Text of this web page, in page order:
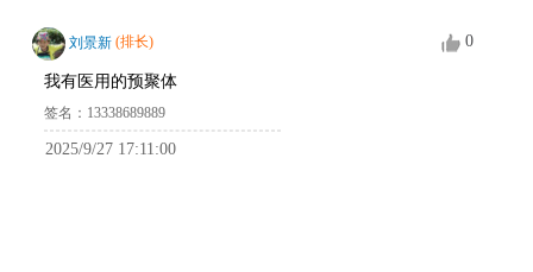
刘景新(排长) 0
我有医用的预聚体
签名：13338689889
2025/9/27 17:11:00